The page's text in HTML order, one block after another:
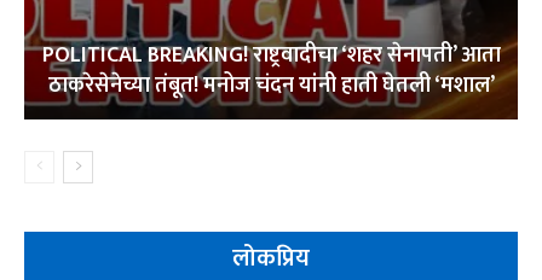
POLITICAL BREAKING! राष्ट्रवादीचा ‘शहर सेनापती’ आता
ठाकरेसेनेच्या तंबूत! मनोज चंदन यांनी हाती घेतली ‘मशाल’
लोकप्रिय